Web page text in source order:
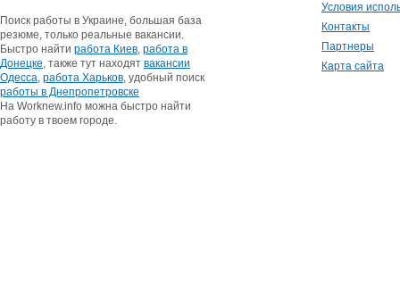
Поиск работы в Украине, большая база
резюме, только реальные вакансии.
Быстро найти работа Киев, работа в
Донецке, также тут находят вакансии
Одесса, работа Харьков, удобный поиск
работы в Днепропетровске
На Worknew.info можна быстро найти
работу в твоем городе.
Условия
Контакты
Партнеры
Карта сайта